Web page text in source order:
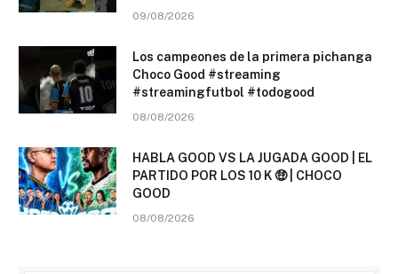
09/08/2026
Los campeones de la primera pichanga
Choco Good #streaming
#streamingfutbol #todogood
08/08/2026
HABLA GOOD VS LA JUGADA GOOD | EL
PARTIDO POR LOS 10 K 🤑 | CHOCO
GOOD
08/08/2026